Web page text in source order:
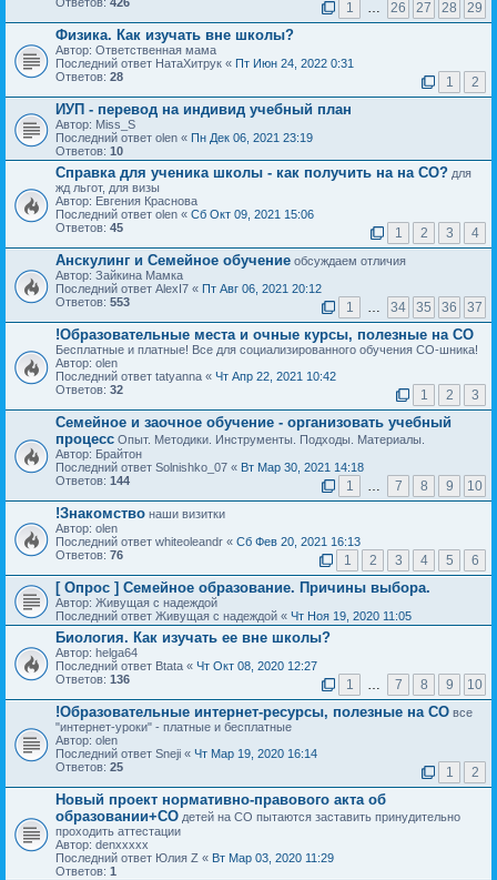
1 … 26 27 28 29
Физика. Как изучать вне школы?
Автор: Ответственная мама
Последний ответ НатаХитрук « Пт Июн 24, 2022 0:31
Ответов: 28 1 2
ИУП - перевод на индивид учебный план
Автор: Miss_S
Последний ответ olen « Пн Дек 06, 2021 23:19
Ответов: 10
Справка для ученика школы - как получить на на СО? для
жд льгот, для визы
Автор: Евгения Краснова
Последний ответ olen « Сб Окт 09, 2021 15:06
Ответов: 45 1 2 3 4
Анскулинг и Семейное обучение обсуждаем отличия
Автор: Зайкина Мамка
Последний ответ AlexI7 « Пт Авг 06, 2021 20:12
Ответов: 553 1 … 34 35 36 37
!Образовательные места и очные курсы, полезные на СО
Бесплатные и платные! Все для социализированного обучения СО-шника!
Автор: olen
Последний ответ tatyanna « Чт Апр 22, 2021 10:42
Ответов: 32 1 2 3
Семейное и заочное обучение - организовать учебный
процесс Опыт. Методики. Инструменты. Подходы. Материалы.
Автор: Брайтон
Последний ответ Solnishko_07 « Вт Мар 30, 2021 14:18
Ответов: 144 1 … 7 8 9 10
!Знакомство наши визитки
Автор: olen
Последний ответ whiteoleandr « Сб Фев 20, 2021 16:13
Ответов: 76 1 2 3 4 5 6
[ Опрос ] Семейное образование. Причины выбора.
Автор: Живущая с надеждой
Последний ответ Живущая с надеждой « Чт Ноя 19, 2020 11:05
Биология. Как изучать ее вне школы?
Автор: helga64
Последний ответ Btata « Чт Окт 08, 2020 12:27
Ответов: 136 1 … 7 8 9 10
!Образовательные интернет-ресурсы, полезные на СО все
"интернет-уроки" - платные и бесплатные
Автор: olen
Последний ответ Sneji « Чт Мар 19, 2020 16:14
Ответов: 25 1 2
Новый проект нормативно-правового акта об
образовании+СО детей на СО пытаются заставить принудительно
проходить аттестации
Автор: denxxxxx
Последний ответ Юлия Z « Вт Мар 03, 2020 11:29
Ответов: 1